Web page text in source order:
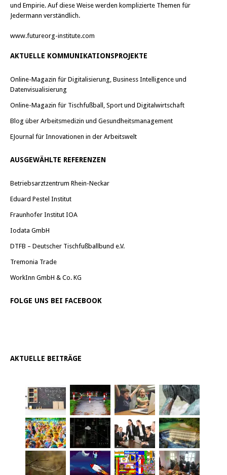
und Empirie. Auf diese Weise werden komplizierte Themen für
Jedermann verständlich.
www.futureorg-institute.com
AKTUELLE KOMMUNIKATIONSPROJEKTE
Online-Magazin für Digitalisierung, Business Intelligence und
Datenvisualisierung
Online-Magazin für Tischfußball, Sport und Digitalwirtschaft
Blog über Arbeitsmedizin und Gesundheitsmanagement
EJournal für Innovationen in der Arbeitswelt
AUSGEWÄHLTE REFERENZEN
Betriebsarztzentrum Rhein-Neckar
Eduard Pestel Institut
Fraunhofer Institut IOA
Iodata GmbH
DTFB – Deutscher Tischfußballbund e.V.
Tremonia Trade
WorkInn GmbH & Co. KG
FOLGE UNS BEI FACEBOOK
AKTUELLE BEITRÄGE